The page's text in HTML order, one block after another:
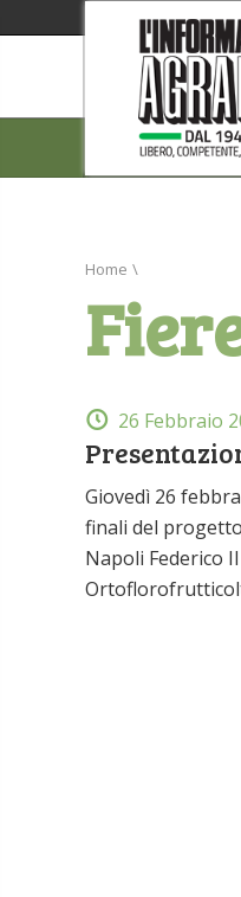
Home \
26 Febbraio
Giovedì 26
finali del progetto
Napoli Federico